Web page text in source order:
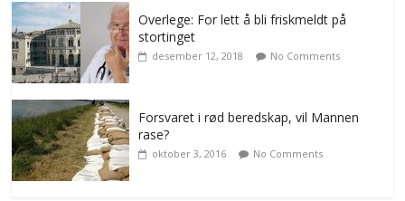
Overlege: For lett å bli friskmeldt på
stortinget
desember 12, 2018 No Comments
Forsvaret i rød beredskap, vil Mannen
rase?
oktober 3, 2016 No Comments